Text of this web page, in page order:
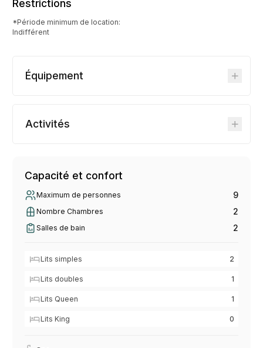
Restrictions
*Période minimum de location:
Indifférent
Équipement
Activités
Capacité et confort
Maximum de personnes 9
Nombre Chambres 2
Salles de bain 2
Lits simples 2
Lits doubles 1
Lits Queen 1
Lits King 0